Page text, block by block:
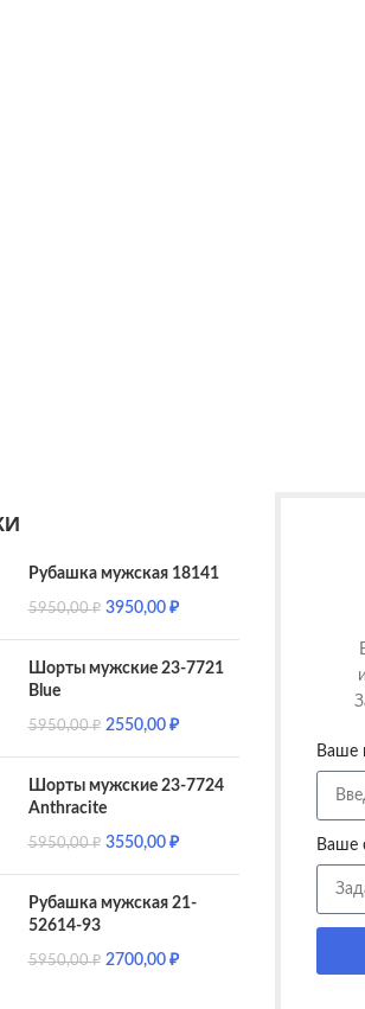
Рубашка мужская 18141
5950,00₽ 3950,00 ₽
Шорты мужские 23-7721
Blue
5950,00₽ 2550,00 ₽
Шорты мужские 23-7724
Anthracite
5950,00₽ 3550,00 ₽
Рубашка мужская 21-
52614-93
5950,00₽ 2700,00 ₽
Ваше
Ваше